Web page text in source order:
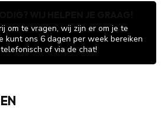
om te vragen, wij zijn er om je te
kunt ons 6 dagen per week bereiken
of via de chat!